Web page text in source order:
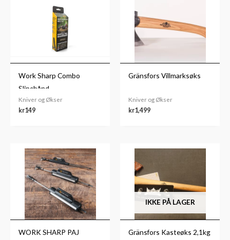
Work Sharp Combo
Slipebånd
Kniver og Økser
kr149
Gränsfors Villmarksøks
Kniver og Økser
kr1,499
WORK SHARP PAJ
IKKE PÅ LAGER
Gränsfors Kasteøks 2,1kg